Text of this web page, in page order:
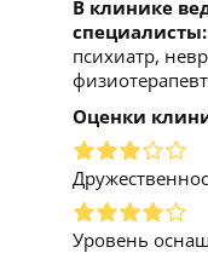
В клинике
специалисты:
психиатр,
Оценки
Уровень